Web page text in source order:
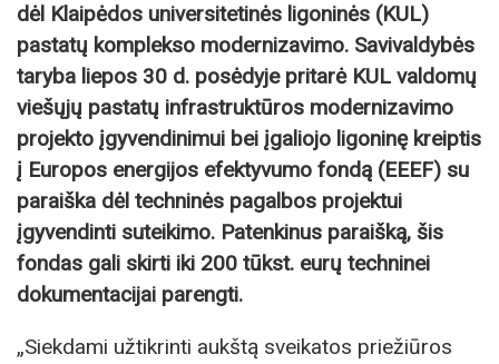
dėl Klaipėdos universitetinės ligoninės (KUL)
pastatų komplekso modernizavimo. Savivaldybės
taryba liepos 30 d. posėdyje pritarė KUL valdomų
viešųjų pastatų infrastruktūros modernizavimo
projekto įgyvendinimui bei įgaliojo ligoninę kreiptis
į Europos energijos efektyvumo fondą (EEEF) su
paraiška dėl techninės pagalbos projektui
įgyvendinti suteikimo. Patenkinus paraišką, šis
fondas gali skirti iki 200 tūkst. eurų techninei
dokumentacijai parengti.
„Siekdami užtikrinti aukštą sveikatos priežiūros